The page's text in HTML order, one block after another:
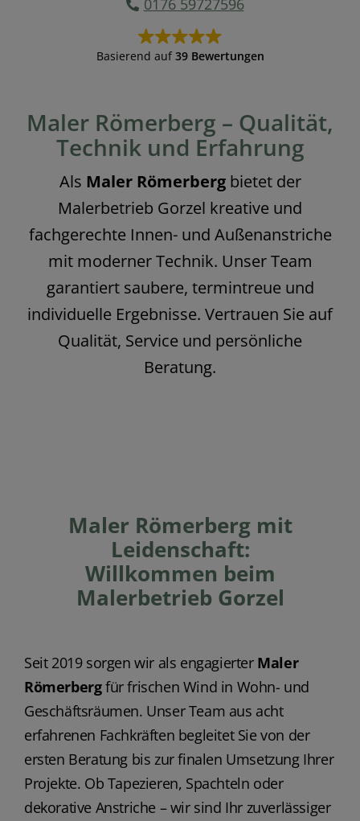
Maler Römerberg – Qualität,
Technik und Erfahrung
Als Maler Römerbergbietet der
Malerbetrieb Gorzel kreative und
fachgerechte Innen- und Außenanstriche
mit moderner Technik. Unser Team
garantiert saubere, termintreue und
individuelle Ergebnisse. Vertrauen Sie auf
Qualität, Service und persönliche
Beratung.
0176 59727596
Basierend auf 39 Bewertungen
Maler Römerberg mit
Leidenschaft:
Willkommen beim
Malerbetrieb Gorzel
Seit 2019 sorgen wir als engagierter Maler
Römerbergfür frischen Wind in Wohn- und
Geschäftsräumen. Unser Team aus acht
erfahrenen Fachkräften begleitet Sie von der
ersten Beratung bis zur finalen Umsetzung Ihrer
Projekte. Ob Tapezieren, Spachteln oder
dekorative Anstriche – wir sind Ihr zuverlässiger